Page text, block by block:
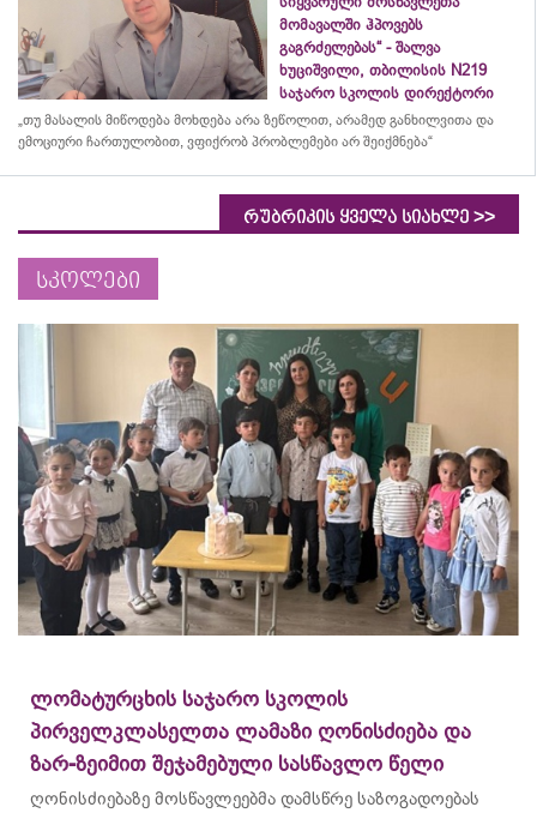
მომავალში ჰპოვებს
გაგრძელებას“ - შალვა
ხუციშვილი, თბილისის N219
საჯარო სკოლის დირექტორი
„თუ მასალის მიწოდება მოხდება არა ზეწოლით, არამედ განხილვითა და
ემოციური ჩართულობით, ვფიქრობ პრობლემები არ შეიქმნება“
რუბრიკის ყველა სიახლე >>
სკოლები
ლომატურცხის საჯარო სკოლის
პირველკლასელთა ლამაზი ღონისძიება და
ზარ-ზეიმით შეჯამებული სასწავლო წელი
ღონისძიებაზე მოსწავლეებმა დამსწრე საზოგადოებას